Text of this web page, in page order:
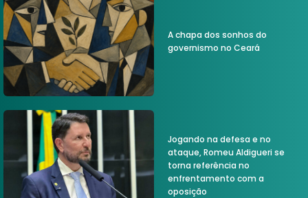
A chapa dos sonhos do
governismo no Ceará
Jogando na defesa e no
ataque, Romeu Aldigueri se
torna referência no
enfrentamento com a
oposição